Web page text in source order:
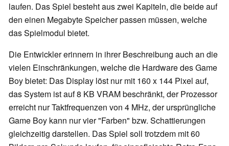
laufen. Das Spiel besteht aus zwei Kapiteln, die beide auf
den einen Megabyte Speicher passen müssen, welche
das Spielmodul bietet.
Die Entwickler erinnern in ihrer Beschreibung auch an die
vielen Einschränkungen, welche die Hardware des Game
Boy bietet: Das Display löst nur mit 160 x 144 Pixel auf,
das System ist auf 8 KB VRAM beschränkt, der Prozessor
erreicht nur Taktfrequenzen von 4 MHz, der ursprüngliche
Game Boy kann nur vier "Farben" bzw. Schattierungen
gleichzeitig darstellen. Das Spiel soll trotzdem mit 60